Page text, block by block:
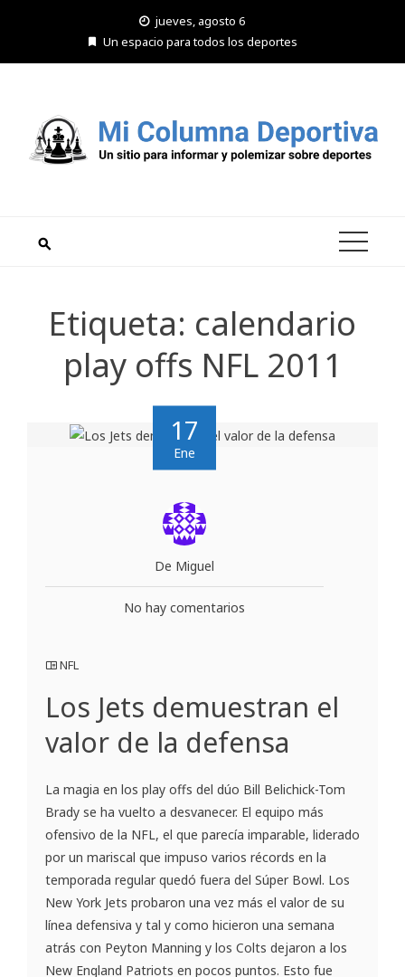
jueves, agosto 6
Un espacio para todos los deportes
Etiqueta: calendario
play offs NFL 2011
17
Ene
De Miguel
No hay comentarios
NFL
Los Jets demuestran el
valor de la defensa
La magia en los play offs del dúo Bill Belichick-Tom
Brady se ha vuelto a desvanecer. El equipo más
ofensivo de la NFL, el que parecía imparable, liderado
por un mariscal que impuso varios récords en la
temporada regular quedó fuera del Súper Bowl. Los
New York Jets probaron una vez más el valor de su
línea defensiva y tal y como hicieron una semana
atrás con Peyton Manning y los Colts dejaron a los
New England Patriots en pocos puntos. Esto fue